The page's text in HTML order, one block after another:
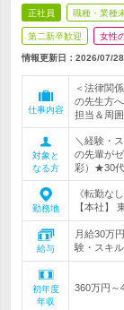
正社員 職種・業種
第二新卒歓迎 女性
情報更新日：2026/07/28
仕事内容
＜法律関
の先生方
担当＆周
対象と
なる方
＼経験・
の先輩が
彩）★30代
勤務地
《転勤な
【本社】
給与
月給30万
験・スキ
初年度
年収
360万円～